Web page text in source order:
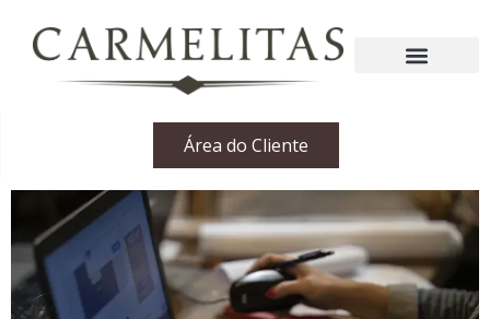
Área do Cliente